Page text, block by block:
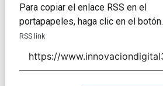
Para copiar el enlace RSS en el
portapapeles, haga clic en el botón.
RSS link